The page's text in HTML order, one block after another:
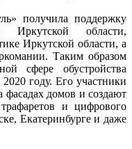
получила поддержку
Иркутской области,
Иркутской области, а
Таким образом
сфере обустройства
году. Его участники
фасадах домов и создают
и цифрового
Екатеринбурге и даже